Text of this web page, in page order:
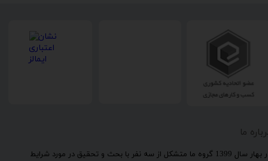
ما
​در بهار سال 1399 گروه ما متشکل از سه نفر با بحث و تحقیق در مورد شرایط